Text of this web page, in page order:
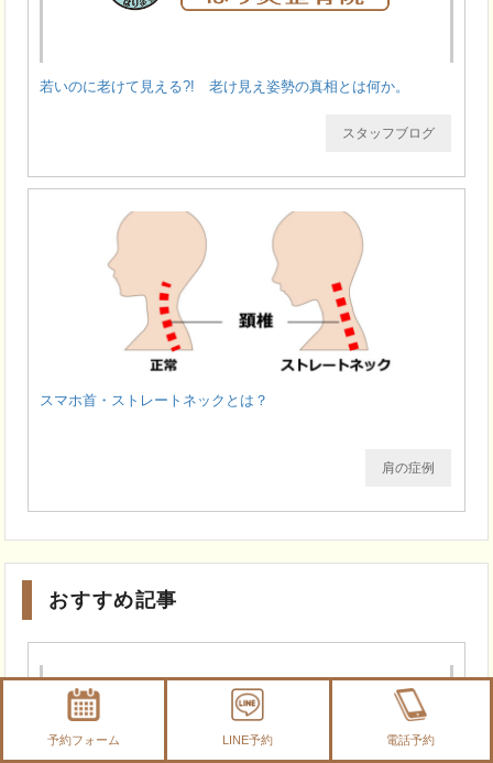
若いのに老けて見える?! 老け見え姿勢の真相とは何か。
スタッフブログ
スマホ首・ストレートネックとは？
肩の症例
おすすめ記事
予約フォーム LINE予約 電話予約